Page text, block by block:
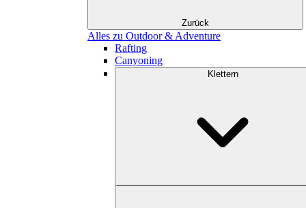
Zurück
Alles zu Outdoor & Adventure
Rafting
Canyoning
Klettern